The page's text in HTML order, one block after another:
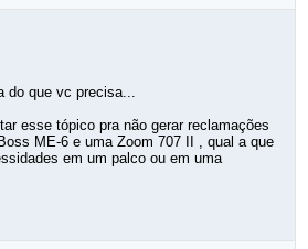
do que vc precisa...
esse tópico pra não gerar reclamações
ME-6 e uma Zoom 707 II , qual a que
em um palco ou em uma